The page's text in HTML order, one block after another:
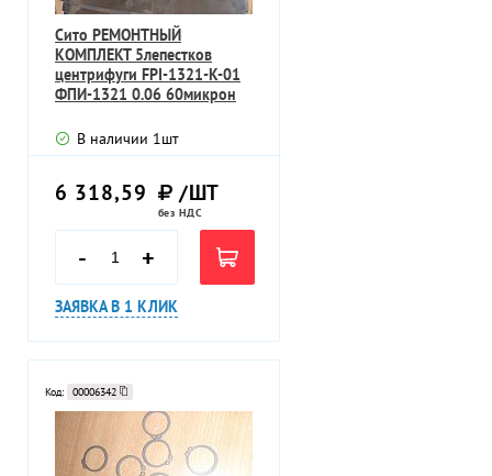
Сито РЕМОНТНЫЙ
КОМПЛЕКТ 5лепестков
центрифуги FPI-1321-K-01
ФПИ-1321 0.06 60микрон
В наличии 1шт
6 318,59 /ШТ
без НДС
- +
ЗАЯВКА В 1 КЛИК
Код: 00006342